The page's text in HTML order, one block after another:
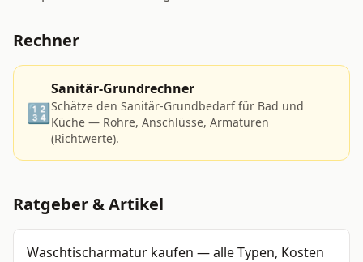
Rechner
🔢
Sanitär-Grundrechner
Schätze den Sanitär-Grundbedarf für Bad und
Küche — Rohre, Anschlüsse, Armaturen
(Richtwerte).
Ratgeber & Artikel
Waschtischarmatur kaufen — alle Typen, Kosten